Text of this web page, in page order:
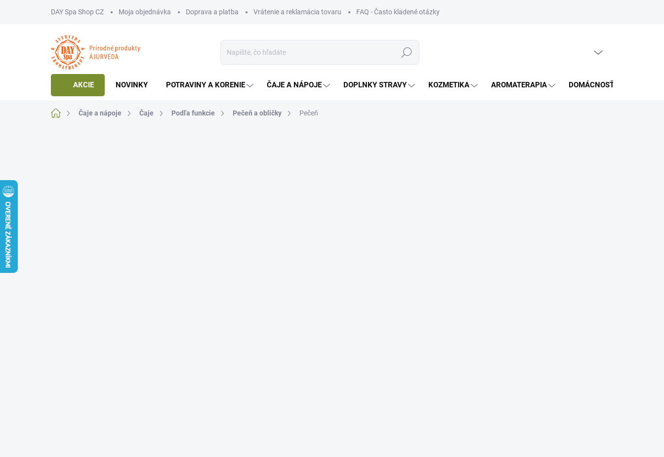
DAY Spa Shop CZ Moja objednávka Doprava a platba Vrátenie a reklamácia tovaru FAQ - Často kladené otázky
Hľadať
AKCIE NOVINKY POTRAVINY A KORENIE ČAJE A NÁPOJE DOPLNKY STRAVY KOZMETIKA AROMATERAPIA DOMÁCNOSŤ
DomovČaje a nápoje Čaje Podľa funkcie Pečeň a obličky Pečeň